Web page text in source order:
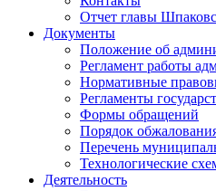
Отчет главы
Документы
Положение об
Регламент работы
Нормативные
Регламенты
Формы обращений
Порядок
Перечень
Технологические
Деятельность